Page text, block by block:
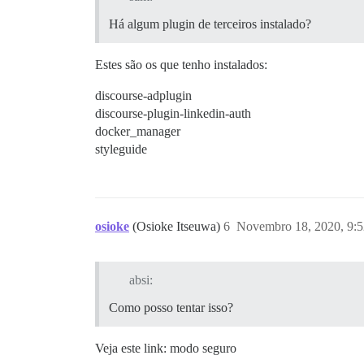
Há algum plugin de terceiros instalado?
Estes são os que tenho instalados:
discourse-adplugin
discourse-plugin-linkedin-auth
docker_manager
styleguide
osioke (Osioke Itseuwa) Novembro 18, 2020,
6
absi:
Como posso tentar isso?
Veja este link: modo seguro